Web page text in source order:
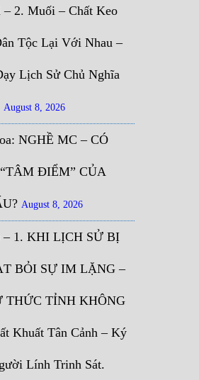
– 2. Muối – Chất Keo
Tộc Lại Với Nhau –
Lịch Sử Chủ Nghĩa
August 8, 2026
NGHỀ MC – CÓ
ĐIỂM” CỦA
August 8, 2026
– 1. KHI LỊCH SỬ BỊ
BỎI SỰ IM LẶNG –
THỨC TỈNH KHÔNG
Khuất Tân Cảnh – Ký
Lính Trinh Sát.